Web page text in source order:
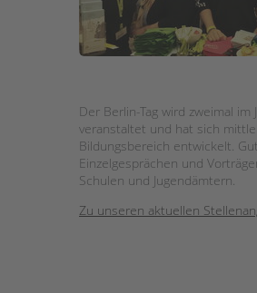
Der Berlin-Tag wird zweimal
veranstaltet und hat sich
Bildungsbereich entwickelt.
Einzelgesprächen und
Schulen und Jugendämtern.
Zu unseren aktuellen